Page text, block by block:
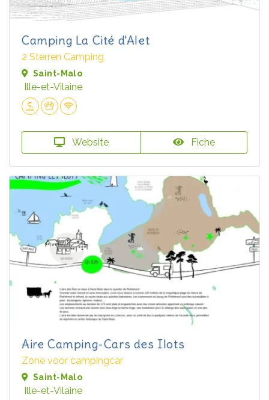
Camping La Cité d'Alet
2 Sterren Camping
Saint-Malo
Ille-et-Vilaine
Website Fiche
Aire Camping-Cars des Ilots
Zone voor campingcar
Saint-Malo
Ille-et-Vilaine